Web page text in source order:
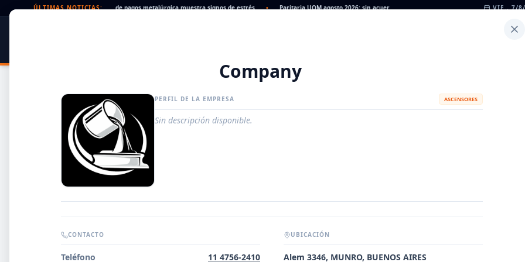
ÚLTIMAS NOTICIAS:
rechazados en alza: la cadena de pagos metalúrgica muestra signos de estrés • Paritaria UOM agosto 2026: sin acuerdo, siguen vigentes los valores de abril •
VIE., 7/
DISTRIBUIDORES METALÚRGICAS FABRICANTES
Company
PERFIL DE LA EMPRESA ASCENSORES
Sin descripción disponible.
CONTACTO
Teléfono
11 4756-2410
UBICACIÓN
Alem 3346, MUNRO, BUENOS AIRES